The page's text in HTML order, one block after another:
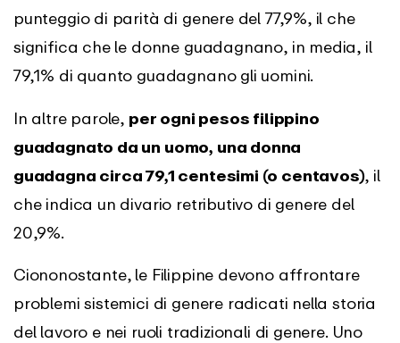
punteggio di parità di genere del 77,9%, il che
significa che le donne guadagnano, in media, il
79,1% di quanto guadagnano gli uomini.
In altre parole, per ogni pesos filippino
guadagnato da un uomo, una donna
guadagna circa 79,1 centesimi (o centavos), il
che indica un divario retributivo di genere del
20,9%.
Ciononostante, le Filippine devono affrontare
problemi sistemici di genere radicati nella storia
del lavoro e nei ruoli tradizionali di genere. Uno